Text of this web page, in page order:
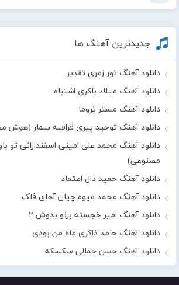
جدیدترین آهنگ ها
دانلود آهنگ تور زمری تقدیر
دانلود آهنگ میلاد باکری اشتباه
دانلود آهنگ مستر تروما
دانلود آهنگ توحید پیری قراقیه بیمار (هوش
دانلود آهنگ محمد علی امینی اسفندارانی تو
مصنوعی)
دانلود آهنگ حمید دال اعتماد
دانلود آهنگ محمد میوه چیان آهای فلک
دانلود آهنگ امیر خجسته برنو بدوش ۲
دانلود آهنگ حامد ذاکری ماه من بودی
دانلود آهنگ حسن جمالی سکسکه